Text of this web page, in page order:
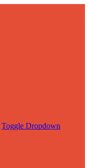
Toggle Dropdown